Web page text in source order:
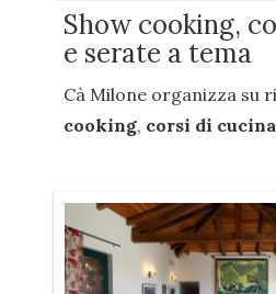
Show cooking,
e serate a tema
Cà Milone organizza su
cooking, corsi di cucina